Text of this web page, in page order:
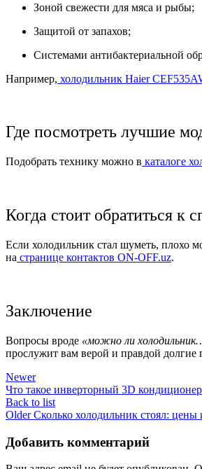
Зоной свежести для мяса и рыбы;
Защитой от запахов;
Системами антибактериальной
Например, холодильник Haier
Где посмотреть лучшие
Подобрать технику можно в каталоге
Когда стоит обратиться к
Если холодильник стал шуметь, плохо
на странице контактов ON-OFF.uz.
Заключение
Вопросы вроде «можно ли
прослужит вам верой и правдой долгие
Newer
Что такое инверторный 3D
Back to list
Older Сколько холодильник стоял: цены
Добавить комментарий